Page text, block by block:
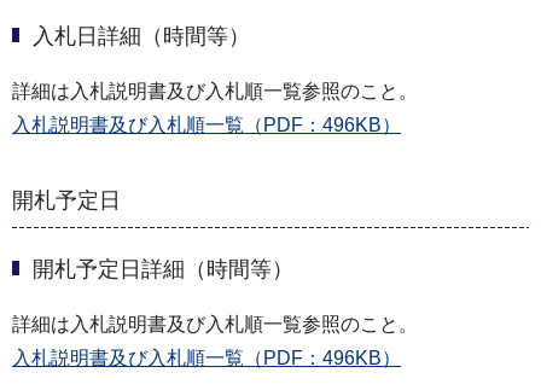
入札日詳細（時間等）
詳細は入札説明書及び入札順一覧参照のこと。
入札説明書及び入札順一覧（PDF：496KB）
開札予定日
開札予定日詳細（時間等）
詳細は入札説明書及び入札順一覧参照のこと。
入札説明書及び入札順一覧（PDF：496KB）